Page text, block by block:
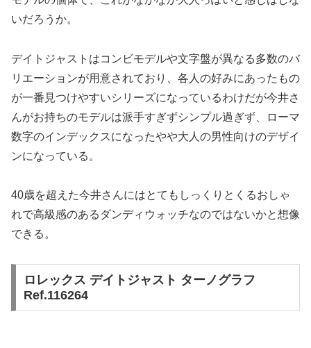
いだろうか。
デイトジャストはコンビモデルや文字盤が異なる多数のバ
リエーションが用意されており、各人の好みにあったもの
が一番見つけやすいシリーズになっているわけだが今井さ
んがお持ちのモデルは派手すぎずシンプル過ぎず、ローマ
数字のインデックスになったやや大人の男性向けのデザイ
ンになっている。
40歳を超えた今井さんにはとてもしっくりとくるおしゃ
れで高級感のあるダンディウォッチなのではないかと想像
できる。
ロレックス デイトジャスト ターノグラフ
Ref.116264